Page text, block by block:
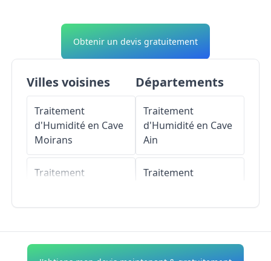
Obtenir un devis gratuitement
Villes voisines
Traitement
d'Humidité en Cave
Moirans
Traitement
Traitement
Départements
Traitement
d'Humidité en Cave
Ain
Traitement
Traitement